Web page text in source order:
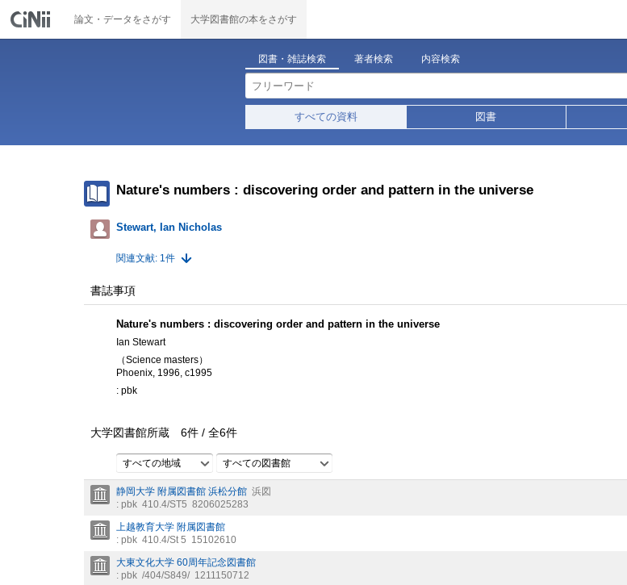
論文・データをさがす 大学図書館の本をさがす
図書・雑誌検索 著者検索 内容検索
すべての資料 図書
Nature's numbers : discovering order and pattern in the universe
Stewart, Ian Nicholas
関連文献: 1件
書誌事項
Nature's numbers : discovering order and pattern in the universe
Ian Stewart
（Science masters）
Phoenix, 1996, c1995
: pbk
大学図書館所蔵 6件 / 全6件
すべての地域 すべての図書館
静岡大学 附属図書館 浜松分館 浜図
: pbk 410.4/ST5 8206025283
上越教育大学 附属図書館
: pbk 410.4/St 5 15102610
大東文化大学 60周年記念図書館
: pbk /404/S849/ 1211150712